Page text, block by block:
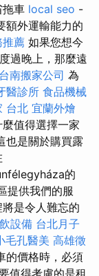
拖車 local seo -
額外運輸能力的
推薦 如果您想今
過晚上，那麼遠
台南搬家公司 為
醫診所 食品機械
台北 宜蘭外燴
值得選擇一家
也是關於購買露
的
提供我們的服
是令人難忘的
設備 台北月子
毛孔醫美 高雄徵
的價格時，必須
值得考慮的是租